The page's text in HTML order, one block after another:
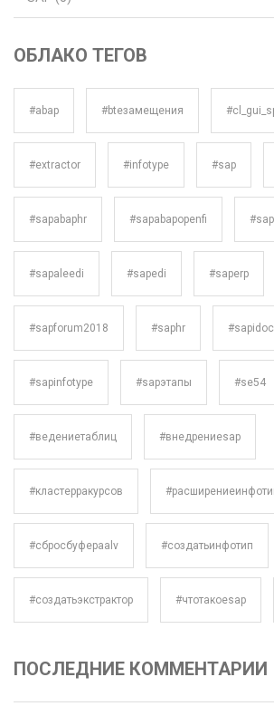
ОБЛАКО ТЕГОВ
#abap #bteзамещения
#extractor #infotype #sap
#sapabaphr #sapabapopenfi
#sapaleedi #sapedi #saperp
#sapforum2018 #saphr #sapidoc
#sapinfotype #sapэтапы #se54
#ведениетаблиц #внедрениеsap
#кластерракурсов
#сбросбуфераalv #создатьинфотип
#создатьэкстрактор #чтотакоеsap
ПОСЛЕДНИЕ КОММЕНТАРИИ